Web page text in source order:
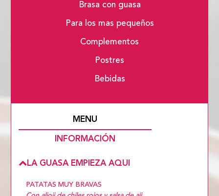
Brasa con guasa
Para los mas pequeños
Complementos
Postres
Bebidas
MENU
INFORMACIÓN
LA GUASA EMPIEZA AQUI
PATATAS MUY BRAVAS